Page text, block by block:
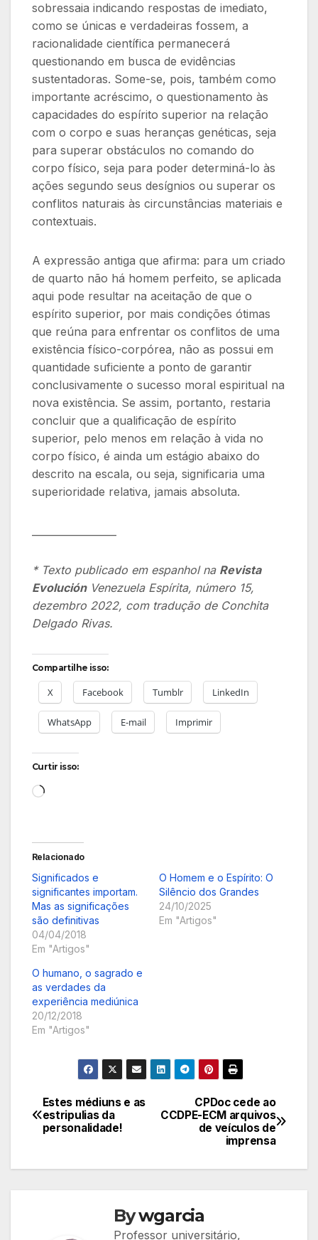
sobressaia indicando respostas de imediato,
como se únicas e verdadeiras fossem, a
racionalidade científica permanecerá
questionando em busca de evidências
sustentadoras. Some-se, pois, também como
importante acréscimo, o questionamento às
capacidades do espírito superior na relação
com o corpo e suas heranças genéticas, seja
para superar obstáculos no comando do
corpo físico, seja para poder determiná-lo às
ações segundo seus desígnios ou superar os
conflitos naturais às circunstâncias materiais e
contextuais.
A expressão antiga que afirma: para um criado
de quarto não há homem perfeito, se aplicada
aqui pode resultar na aceitação de que o
espírito superior, por mais condições ótimas
que reúna para enfrentar os conflitos de uma
existência físico-corpórea, não as possui em
quantidade suficiente a ponto de garantir
conclusivamente o sucesso moral espiritual na
nova existência. Se assim, portanto, restaria
concluir que a qualificação de espírito
superior, pelo menos em relação à vida no
corpo físico, é ainda um estágio abaixo do
descrito na escala, ou seja, significaria uma
superioridade relativa, jamais absoluta.
* Texto publicado em espanhol na Revista
EvoluciónVenezuela Espírita, número 15,
dezembro 2022, com tradução de Conchita
Delgado Rivas.
Compartilhe isso:
X Facebook Tumblr LinkedIn
WhatsApp E-mail Imprimir
Curtir isso:
Carregando...
Relacionado
Significados e
significantes importam.
Mas as significações
são definitivas
04/04/2018
Em "Artigos"
O Homem e o Espírito: O
Silêncio dos Grandes
24/10/2025
Em "Artigos"
O humano, o sagrado e
as verdades da
experiência mediúnica
20/12/2018
Em "Artigos"
Navegação
de
Post
CPDoc cede ao
CCDPE-ECM arquivos
de veículos de
imprensa
Estes médiuns e as
estripulias da
personalidade!
Bywgarcia
Professor universitário,